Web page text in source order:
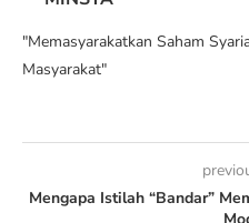
"Memasyarakatkan Saham
Masyarakat"
Mengapa Istilah “Bandar”